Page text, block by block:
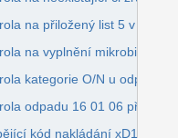
na přiložený list 5 v
na vyplnění
kategorie O/N u odpadu
odpadu 16 01 06
kód nakládání xD1